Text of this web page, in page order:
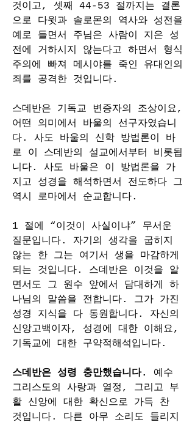
것이고, 셋째 44-53 절까지는 결론
으로 다윗과 솔로몬의 역사와 성전을
예로 들면서 주님은 사람이 지은 성
전에 거하시지 않는다고 하면서 형식
주의에 빠져 메시야를 죽인 유대인의
죄를 공격한 것입니다.
스데반은 기독교 변증자의 조상이요,
어떤 의미에서 바울의 선구자였습니
다. 사도 바울의 신학 방법론이 바
로 이 스데반의 설교에서부터 비롯됩
니다. 사도 바울은 이 방법론을 가
지고 성경을 해석하면서 전도하다 그
역시 로마에서 순교합니다.
1 절에 “이것이 사실이냐” 무서운
질문입니다. 자기의 생각을 굽히지
않는 한 그는 여기서 생을 마감하게
되는 것입니다. 스데반은 이것을 알
면서도 그 원수 앞에서 담대하게 하
나님의 말씀을 전합니다. 그가 가진
성경 지식을 다 동원합니다. 자신의
신앙고백이자, 성경에 대한 이해요,
기독교에 대한 구약적해석입니다.
스데반은 성령 충만했습니다. 예수
그리스도의 사랑과 열정, 그리고 부
활 신앙에 대한 확신으로 가득 찬
것입니다. 다른 아무 소리도 들리지